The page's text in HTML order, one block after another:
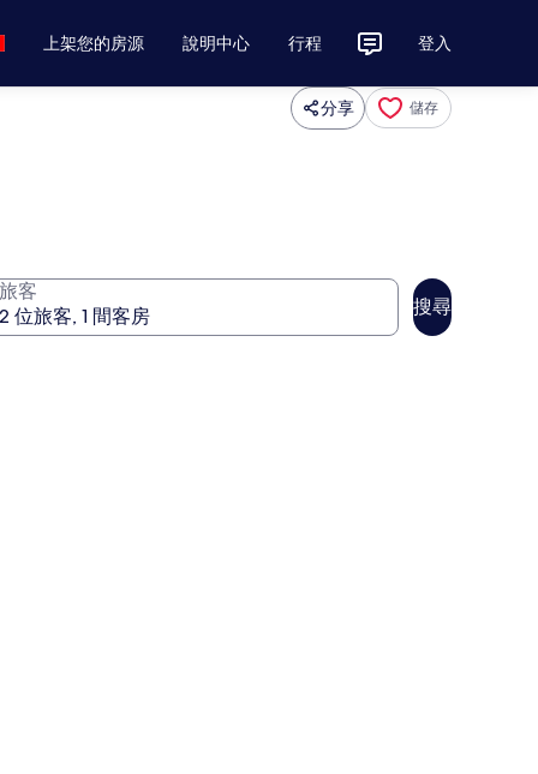
上架您的房源 說明中心 行程 登入
分享 儲存
旅客
搜尋